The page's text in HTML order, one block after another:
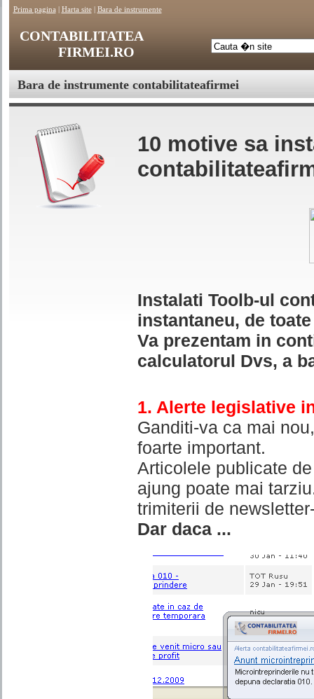
Prima pagina Harta site| Bara de instrumente
CONTABILITATEA
FIRMEI.RO
Bara de instrumente contabilitateafirmei
10 motive sa
Instalati Toolb-ul
instantaneu, de
Va prezentam in
calculatorul Dvs, a
1. Alerte legislative
Ganditi-va ca mai
foarte important.
Articolele publicate
ajung poate mai
trimiterii de
Dar daca ...